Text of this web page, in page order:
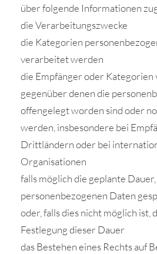
über folgende Informationen
die Verarbeitungszwecke
die Kategorien
verarbeitet werden
die Empfänger oder Kategorien
gegenüber denen die
offengelegt worden sind oder
werden, insbesondere bei
Drittländern oder bei
Organisationen
falls möglich die geplante
personenbezogenen Daten
oder, falls dies nicht möglich ist,
Festlegung dieser Dauer
das Bestehen eines Rechts auf